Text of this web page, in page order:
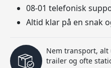
08-01 telefonisk
Altid klar på en snak
Nem transport,
trailer og ofte